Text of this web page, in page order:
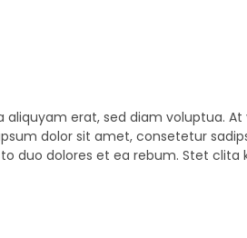
erat, sed diam voluptua.
dolor sit amet, consetetur
duo dolores et ea rebum. Stet clita